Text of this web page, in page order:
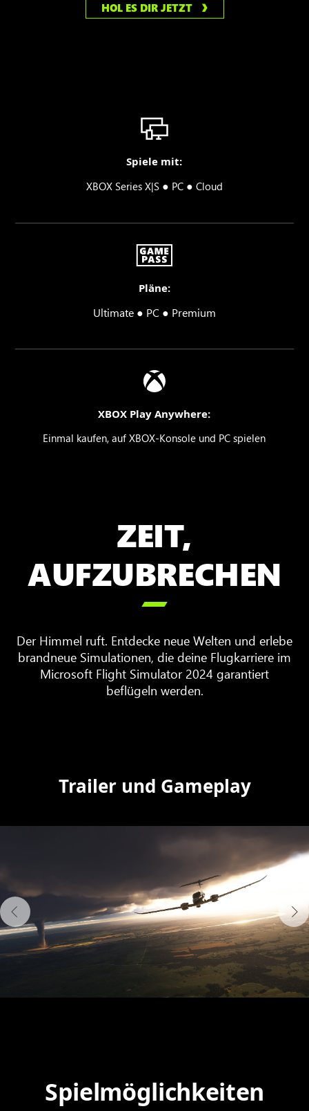
HOL ES DIR JETZT
Spiele mit:
XBOX Series X|S ● PC ● Cloud
Pläne:
Ultimate ● PC ● Premium
XBOX Play Anywhere:
Einmal kaufen, auf XBOX-Konsole und PC spielen
ZEIT,
AUFZUBRECHEN

Der Himmel ruft. Entdecke neue Welten und erlebe
brandneue Simulationen, die deine Flugkarriere im
Microsoft Flight Simulator 2024 garantiert
beflügeln werden.
Trailer und Gameplay
Spielmöglichkeiten